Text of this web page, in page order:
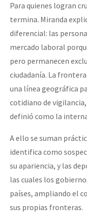
Para quienes logran
termina. Miranda
diferencial: las
mercado laboral
pero permanecen
ciudadanía. La
una línea geográfica
cotidiano de
definió como la
A ello se suman
identifica como
su apariencia, y las
las cuales los
países, ampliando el
sus propias fronteras.